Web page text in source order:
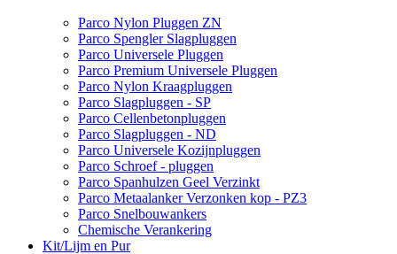
Parco Nylon Pluggen ZN
Parco Spengler Slagpluggen
Parco Universele Pluggen
Parco Premium Universele Pluggen
Parco Nylon Kraagpluggen
Parco Slagpluggen - SP
Parco Cellenbetonpluggen
Parco Slagpluggen - ND
Parco Universele Kozijnpluggen
Parco Schroef - pluggen
Parco Spanhulzen Geel Verzinkt
Parco Metaalanker Verzonken kop - PZ3
Parco Snelbouwankers
Chemische Verankering
Kit/Lijm en Pur